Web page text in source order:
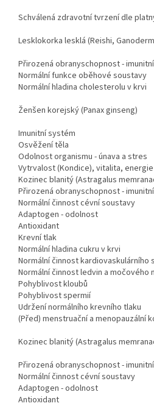
Schválená zdravotní tvrzení dle
Lesklokorka lesklá (Reishi,
Přirozená obranyschopnost -
Normální funkce oběhové soustavy
Normální hladina cholesterolu v krvi
Ženšen korejský (Panax ginseng)
Imunitní systém
Osvěžení těla
Odolnost organismu - únava a stres
Vytrvalost (Kondice), vitalita, energie
Kozinec blanitý (Astragalus
Přirozená obranyschopnost -
Normální činnost cévní soustavy
Adaptogen - odolnost
Antioxidant
Krevní tlak
Normální hladina cukru v krvi
Normální činnost kardiovaskulárního
Normální činnost ledvin a močového
Pohyblivost kloubů
Pohyblivost spermií
Udržení normálního krevního tlaku
(Před) menstruační a menopauzální
Kozinec blanitý (Astragalus
Přirozená obranyschopnost -
Normální činnost cévní soustavy
Adaptogen - odolnost
Antioxidant